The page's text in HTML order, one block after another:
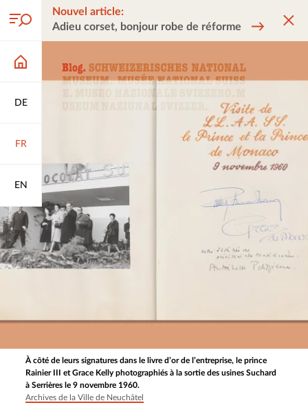
DE
FR
EN
Nouvel article:
Adieu corset, bonjour robe de réforme
À côté de leurs signatures dans le livre d’or de l’entreprise, le prince
Rainier III et Grace Kelly photographiés à la sortie des usines Suchard
à Serrières le 9 novembre 1960.
Archives de la Ville de Neuchâtel